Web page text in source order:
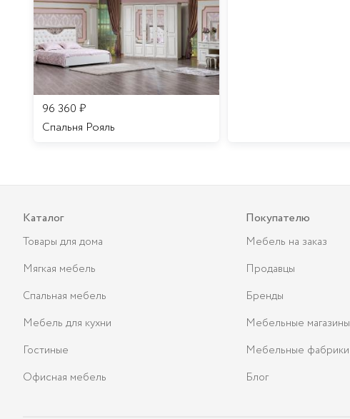
96 360 ₽
Спальня Рояль
Каталог
Товары для дома
Мягкая мебель
Спальная мебель
Мебель для кухни
Гостиные
Офисная мебель
Покупателю
Мебель на заказ
Продавцы
Бренды
Мебельные магазины
Мебельные фабрики
Блог